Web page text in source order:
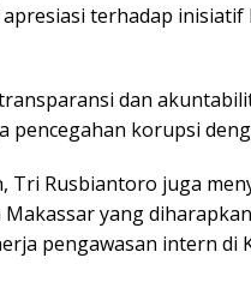
terhadap
dan
pencegahan korupsi
Tri Rusbiantoro juga
Makassar yang
pengawasan intern di